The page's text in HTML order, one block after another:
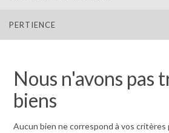
PERTIENCE
Nous n'avons pas
biens
Aucun bien ne correspond à vos critères